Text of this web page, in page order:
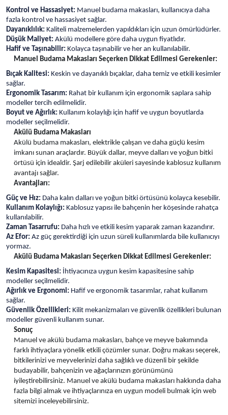
Kontrol ve Hassasiyet: Manuel budama makasları, kullanıcıya daha
fazla kontrol ve hassasiyet sağlar.
Dayanıklılık: Kaliteli malzemelerden yapıldıkları için uzun ömürlüdürler.
Düşük Maliyet: Akülü modellere göre daha uygun fiyatlıdır.
Hafif ve Taşınabilir: Kolayca taşınabilir ve her an kullanılabilir.
Manuel Budama Makasları Seçerken Dikkat Edilmesi Gerekenler:
Bıçak Kalitesi: Keskin ve dayanıklı bıçaklar, daha temiz ve etkili kesimler
sağlar.
Ergonomik Tasarım: Rahat bir kullanım için ergonomik saplara sahip
modeller tercih edilmelidir.
Boyut ve Ağırlık: Kullanım kolaylığı için hafif ve uygun boyutlarda
modeller seçilmelidir.
Akülü Budama Makasları
Akülü budama makasları, elektrikle çalışan ve daha güçlü kesim
imkanı sunan araçlardır. Büyük dallar, meyve dalları ve yoğun bitki
örtüsü için idealdir. Şarj edilebilir aküleri sayesinde kablosuz kullanım
avantajı sağlar.
Avantajları:
Güç ve Hız: Daha kalın dalları ve yoğun bitki örtüsünü kolayca kesebilir.
Kullanım Kolaylığı: Kablosuz yapısı ile bahçenin her köşesinde rahatça
kullanılabilir.
Zaman Tasarrufu: Daha hızlı ve etkili kesim yaparak zaman kazandırır.
Az Efor: Az güç gerektirdiği için uzun süreli kullanımlarda bile kullanıcıyı
yormaz.
Akülü Budama Makasları Seçerken Dikkat Edilmesi Gerekenler:
Kesim Kapasitesi: İhtiyacınıza uygun kesim kapasitesine sahip
modeller seçilmelidir.
Ağırlık ve Ergonomi: Hafif ve ergonomik tasarımlar, rahat kullanım
sağlar.
Güvenlik Özellikleri: Kilit mekanizmaları ve güvenlik özellikleri bulunan
modeller güvenli kullanım sunar.
Sonuç
Manuel ve akülü budama makasları, bahçe ve meyve bakımında
farklı ihtiyaçlara yönelik etkili çözümler sunar. Doğru makası seçerek,
bitkilerinizi ve meyvelerinizi daha sağlıklı ve düzenli bir şekilde
budayabilir, bahçenizin ve ağaçlarınızın görünümünü
iyileştirebilirsiniz. Manuel ve akülü budama makasları hakkında daha
fazla bilgi almak ve ihtiyaçlarınıza en uygun modeli bulmak için web
sitemizi inceleyebilirsiniz.